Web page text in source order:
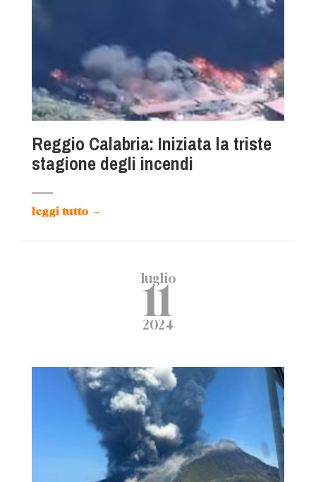
Reggio Calabria: Iniziata la triste
stagione degli incendi
leggi tutto →
luglio
11
2024